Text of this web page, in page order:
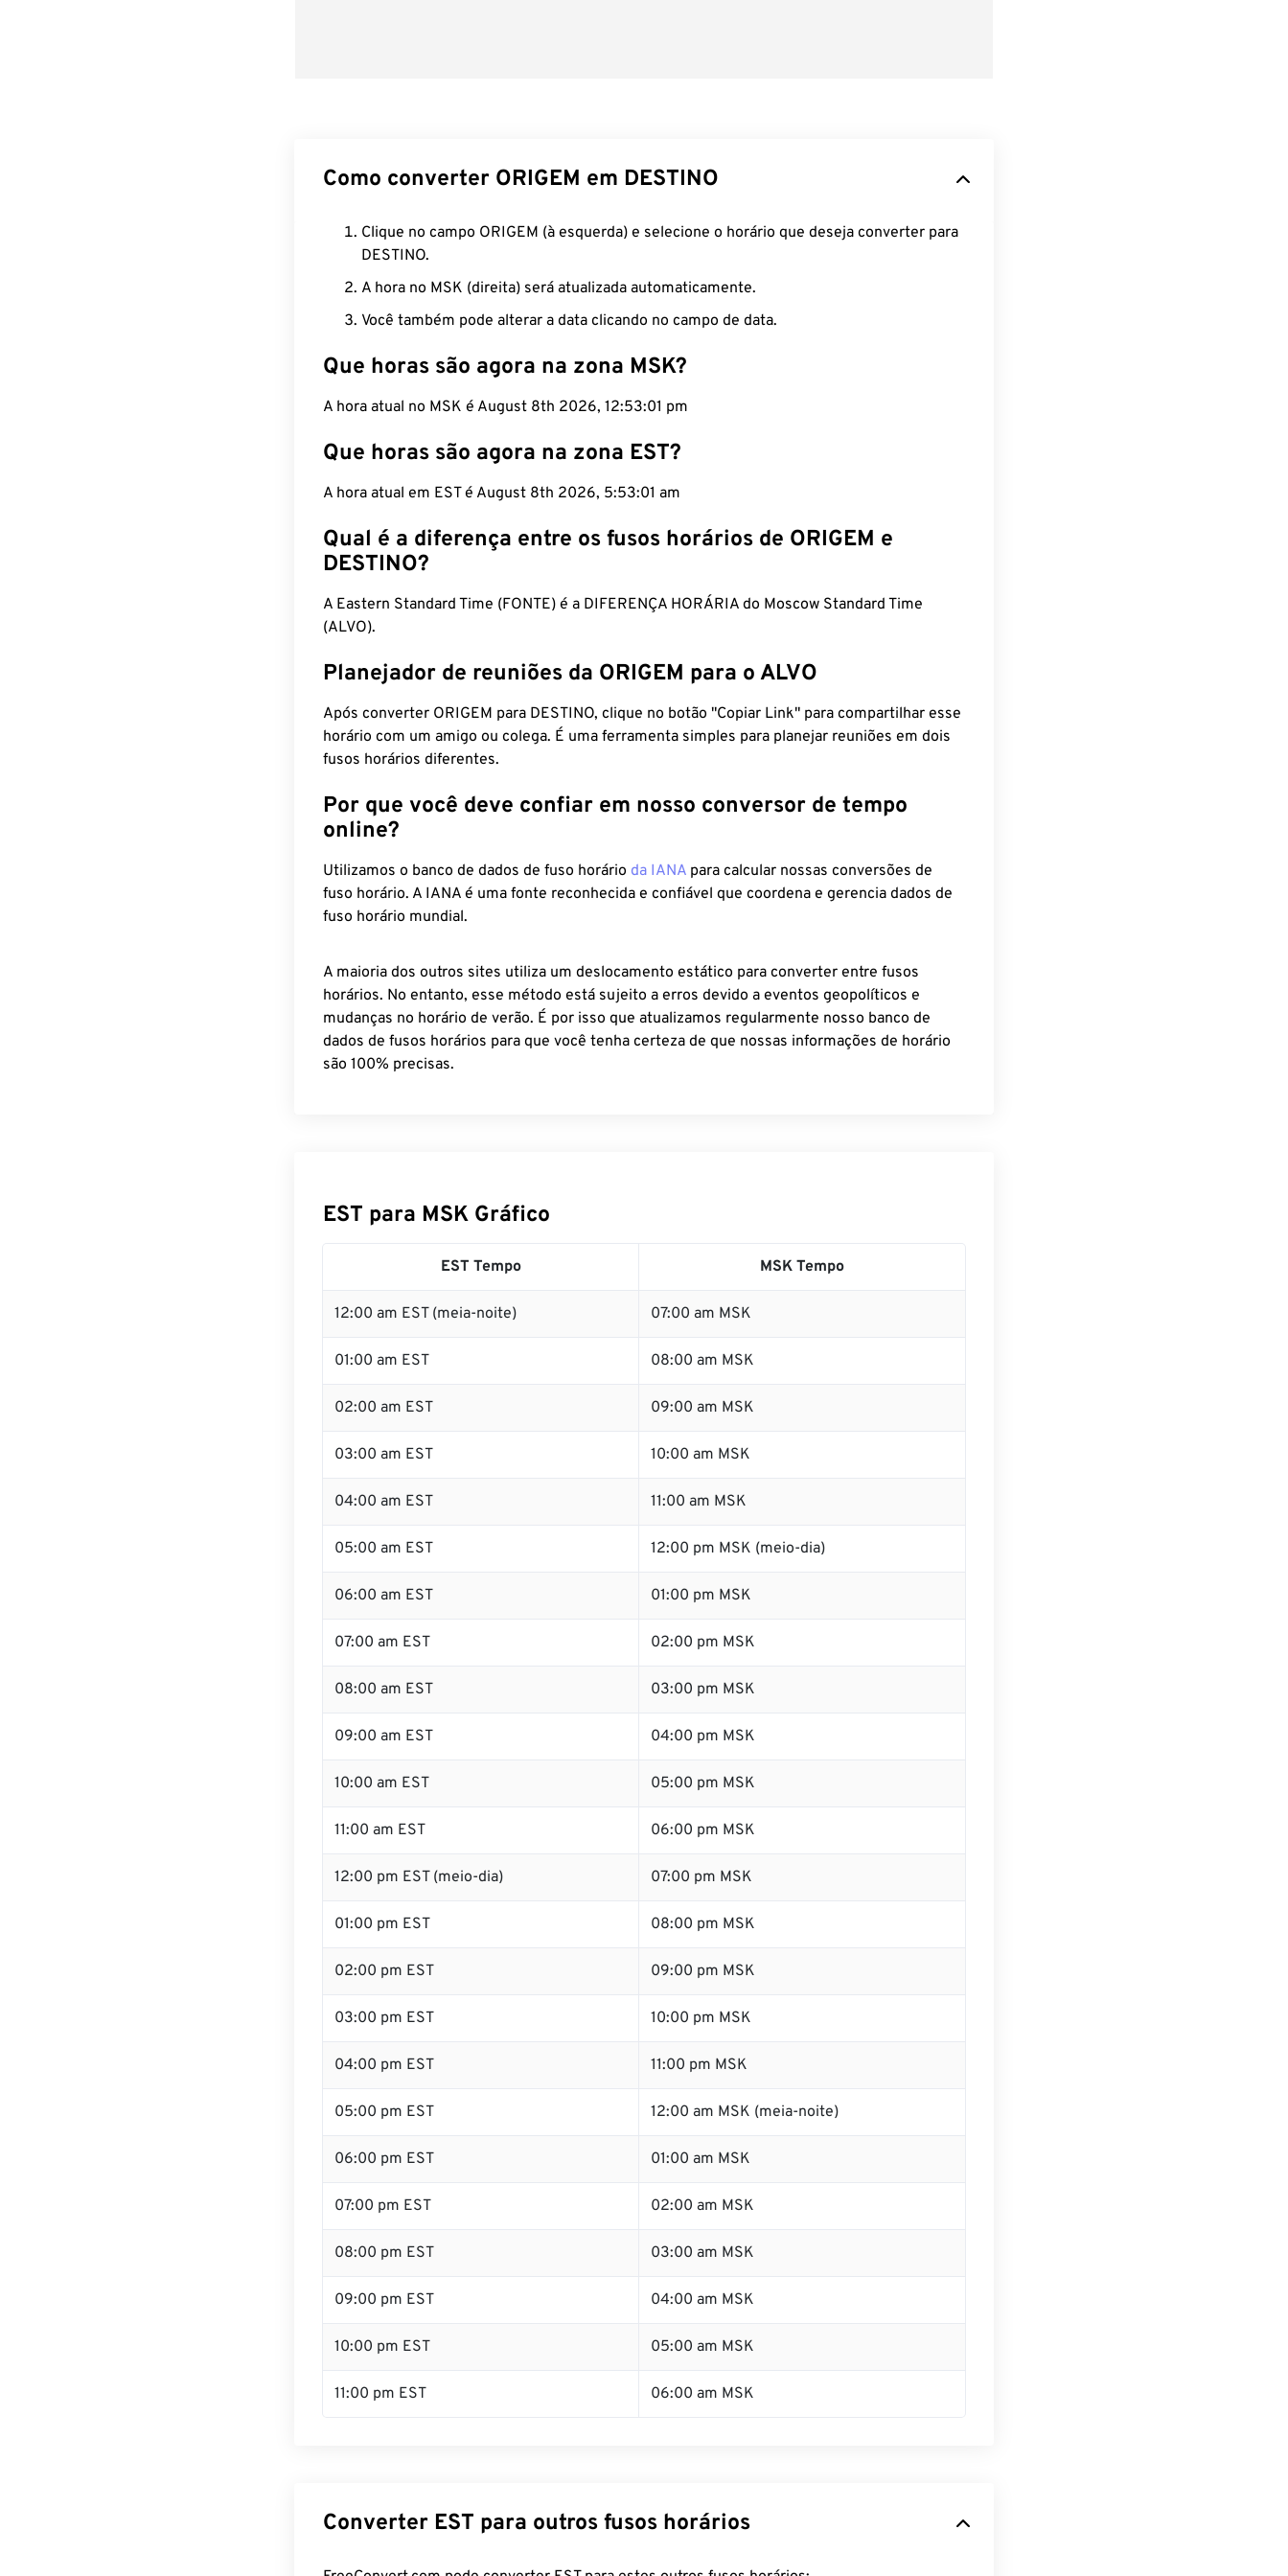
Como converter ORIGEM em DESTINO
Clique no campo ORIGEM (à esquerda) e selecione o horário que deseja converter para
DESTINO.
A hora no MSK (direita) será atualizada automaticamente.
Você também pode alterar a data clicando no campo de data.
Que horas são agora na zona MSK?
A hora atual no MSK é August 8th 2026, 12:53:02 pm
Que horas são agora na zona EST?
A hora atual em EST é August 8th 2026, 5:53:02 am
Qual é a diferença entre os fusos horários de ORIGEM e
DESTINO?
A Eastern Standard Time (FONTE) é a DIFERENÇA HORÁRIA do Moscow Standard Time
(ALVO).
Planejador de reuniões da ORIGEM para o ALVO
Após converter ORIGEM para DESTINO, clique no botão "Copiar Link" para compartilhar esse
horário com um amigo ou colega. É uma ferramenta simples para planejar reuniões em dois
fusos horários diferentes.
Por que você deve confiar em nosso conversor de tempo
online?
Utilizamos o banco de dados de fuso horário da IANA para calcular nossas conversões de
fuso horário. A IANA é uma fonte reconhecida e confiável que coordena e gerencia dados de
fuso horário mundial.
A maioria dos outros sites utiliza um deslocamento estático para converter entre fusos
horários. No entanto, esse método está sujeito a erros devido a eventos geopolíticos e
mudanças no horário de verão. É por isso que atualizamos regularmente nosso banco de
dados de fusos horários para que você tenha certeza de que nossas informações de horário
são 100% precisas.
EST para MSK Gráfico
EST Tempo MSK Tempo
12:00 am EST (meia-noite) 07:00 am MSK
01:00 am EST 08:00 am MSK
02:00 am EST 09:00 am MSK
03:00 am EST 10:00 am MSK
04:00 am EST 11:00 am MSK
05:00 am EST 12:00 pm MSK (meio-dia)
06:00 am EST 01:00 pm MSK
07:00 am EST 02:00 pm MSK
08:00 am EST 03:00 pm MSK
09:00 am EST 04:00 pm MSK
10:00 am EST 05:00 pm MSK
11:00 am EST 06:00 pm MSK
12:00 pm EST (meio-dia) 07:00 pm MSK
01:00 pm EST 08:00 pm MSK
02:00 pm EST 09:00 pm MSK
03:00 pm EST 10:00 pm MSK
04:00 pm EST 11:00 pm MSK
05:00 pm EST 12:00 am MSK (meia-noite)
06:00 pm EST 01:00 am MSK
07:00 pm EST 02:00 am MSK
08:00 pm EST 03:00 am MSK
09:00 pm EST 04:00 am MSK
10:00 pm EST 05:00 am MSK
11:00 pm EST 06:00 am MSK
Converter EST para outros fusos horários